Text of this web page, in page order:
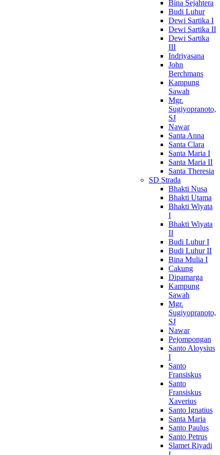
Bina Sejahtera
Budi Luhur
Dewi Sartika I
Dewi Sartika II
Dewi Sartika
III
Indriyasana
John
Berchmans
Kampung
Sawah
Mgr.
Sugiyopranoto,
SJ
Nawar
Santa Anna
Santa Clara
Santa Maria I
Santa Maria II
Santa Theresia
SD Strada
Bhakti Nusa
Bhakti Utama
Bhakti Wiyata
I
Bhakti Wiyata
II
Budi Luhur I
Budi Luhur II
Bina Mulia I
Cakung
Dipamarga
Kampung
Sawah
Mgr.
Sugiyopranoto,
SJ
Nawar
Pejompongan
Santo Aloysius
I
Santo
Fransiskus
Santo
Fransiskus
Xaverius
Santo Ignatius
Santa Maria
Santo Paulus
Santo Petrus
Slamet Riyadi